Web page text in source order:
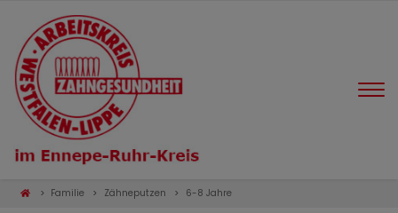
Familie Zähneputzen 6-8 Jahre